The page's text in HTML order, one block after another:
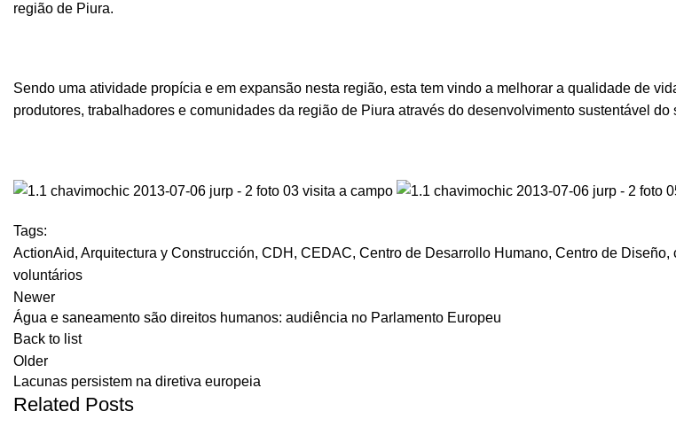
região de Piura.
Sendo uma atividade propícia e em expansão nesta região, esta tem vindo a melhorar a qualidade de
produtores, trabalhadores e comunidades da região de Piura através do desenvolvimento sustentável do
Tags:
ActionAid, Arquitectura y Construcción, CDH , CEDAC, Centro de Desarrollo Humano, Centro de Diseño,
voluntários
Newer
Água e saneamento são direitos humanos: audiência no Parlamento Europeu
Back to list
Older
Lacunas persistem na diretiva europeia
Related Posts